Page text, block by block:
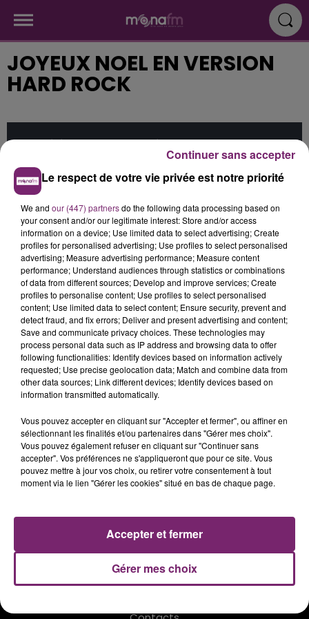
JOYEUX NOEL EN VERSION
HARD ROCK
Cet élément est masqué compte-tenu du refus
du dépôt de cookies que vous avez exprimé. Si
vous souhaitez l'afficher, merci de nous donner
dessous.
Afficher l'élément
Publié : 15 décembre 2015 à 14h56
JINGLE BELLS (METAL/SCREAMO
COVER BY HYRAX)
ACTUS RADIO
PODCASTS
JEUX
PHOTOS PUBLICITÉ
Règlement des jeux
Notice d'information RGPD
Le respect de votre vie privée est notre priorité
We and our (447) partnersdo the following data processing based on
your consent and/or our legitimate interest: Store and/or access
information on a device; Use limited data to select advertising; Create
profiles for personalised advertising; Use profiles to select personalised
advertising; Measure advertising performance; Measure content
performance; Understand audiences through statistics or combinations
of data from different sources; Develop and improve services; Create
profiles to personalise content; Use profiles to select personalised
content; Use limited data to select content; Ensure security, prevent and
detect fraud, and fix errors; Deliver and present advertising and content;
Save and communicate privacy choices. These technologies may
process personal data such as IP address and browsing data to offer
following functionalities: Identify devices based on information actively
requested; Use precise geolocation data; Match and combine data from
other data sources; Link different devices; Identify devices based on
information transmitted automatically.
Vous pouvez accepter en cliquant sur "Accepter et fermer", ou affiner en
sélectionnant les finalités et/ou partenaires dans "Gérer mes choix".
Vous pouvez également refuser en cliquant sur "Continuer sans
accepter". Vos préférences ne s'appliqueront que pour ce site. Vous
pouvez mettre à jour vos choix, ou retirer votre consentement à tout
moment via le lien "Gérer les cookies" situé en bas de chaque page.
Gérer mes choix
Accepter et fermer
Continuer sans accepter